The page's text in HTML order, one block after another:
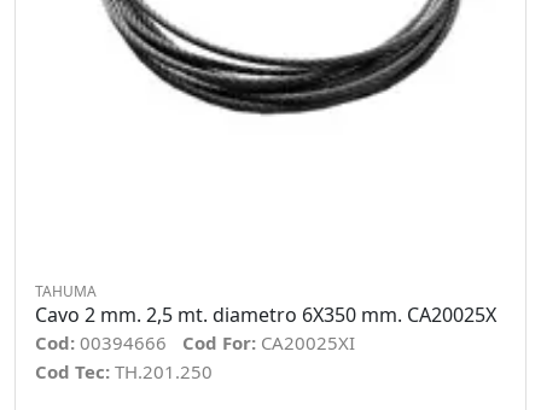
TAHUMA
Cavo 2 mm. 2,5 mt. diametro 6X350 mm. CA20025X
Cod: 00394666 Cod For: CA20025XI
Cod Tec: TH.201.250